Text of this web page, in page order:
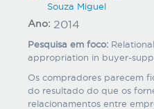
Souza Miguel
Ano: 2014
Pesquisa em foco:
appropriation in buyer-
Os compradores parecem
do resultado do que os
relacionamentos entre